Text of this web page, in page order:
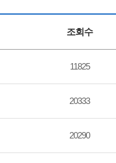
조회수
11825
20333
20290